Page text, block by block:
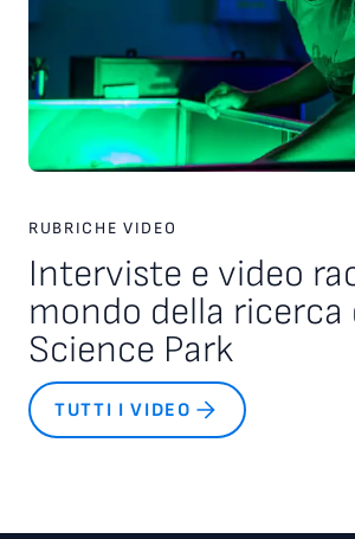
RUBRICHE VIDEO
Interviste e video
mondo della ricerca
Science Park
TUTTI I VIDEO